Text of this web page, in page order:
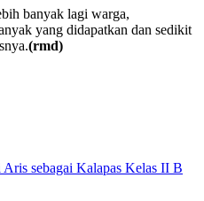
banyak lagi warga,
yang didapatkan dan sedikit
(rmd)
sebagai Kalapas Kelas II B